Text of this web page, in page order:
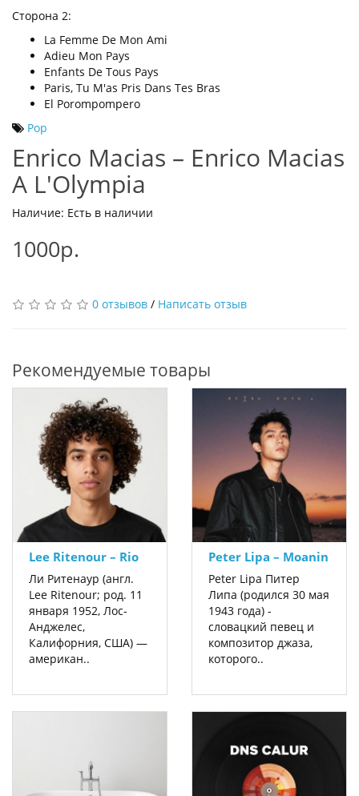
Сторона 2:
La Femme De Mon Ami
Adieu Mon Pays
Enfants De Tous Pays
Paris, Tu M'as Pris Dans Tes Bras
El Porompompero
Pop
Enrico Macias ‎– Enrico Macias
A L'Olympia
Наличие: Есть в наличии
1000р.
0 отзывов / Написать отзыв
Рекомендуемые товары
Lee Ritenour ‎– Rio
Ли Ритенаур (англ.
Lee Ritenour; род. 11
января 1952, Лос-
Анджелес,
Калифорния, США) —
американ..
Peter Lipa ‎– Moanin
Peter Lipa Питер
Липа (родился 30 мая
1943 года) -
словацкий певец и
композитор джаза,
которого..